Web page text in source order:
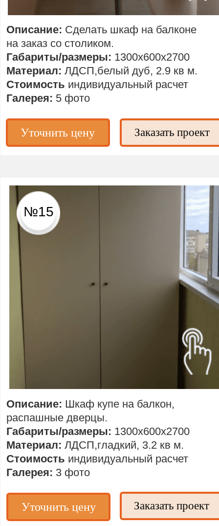
Описание: Сделать шкаф на балконе
на заказ со столиком.
Габариты/размеры: 1300х600х2700
Материал: ЛДСП,белый дуб, 2.9 кв м.
Стоимость индивидуальный расчет
Галерея: 5 фото
Уточнить цену Заказать проект
Уточнить цену Заказать проект
№15
Описание: Шкаф купе на балкон,
распашные дверцы.
Габариты/размеры: 1300х600х2700
Материал: ЛДСП,гладкий, 3.2 кв м.
Стоимость индивидуальный расчет
Галерея: 3 фото